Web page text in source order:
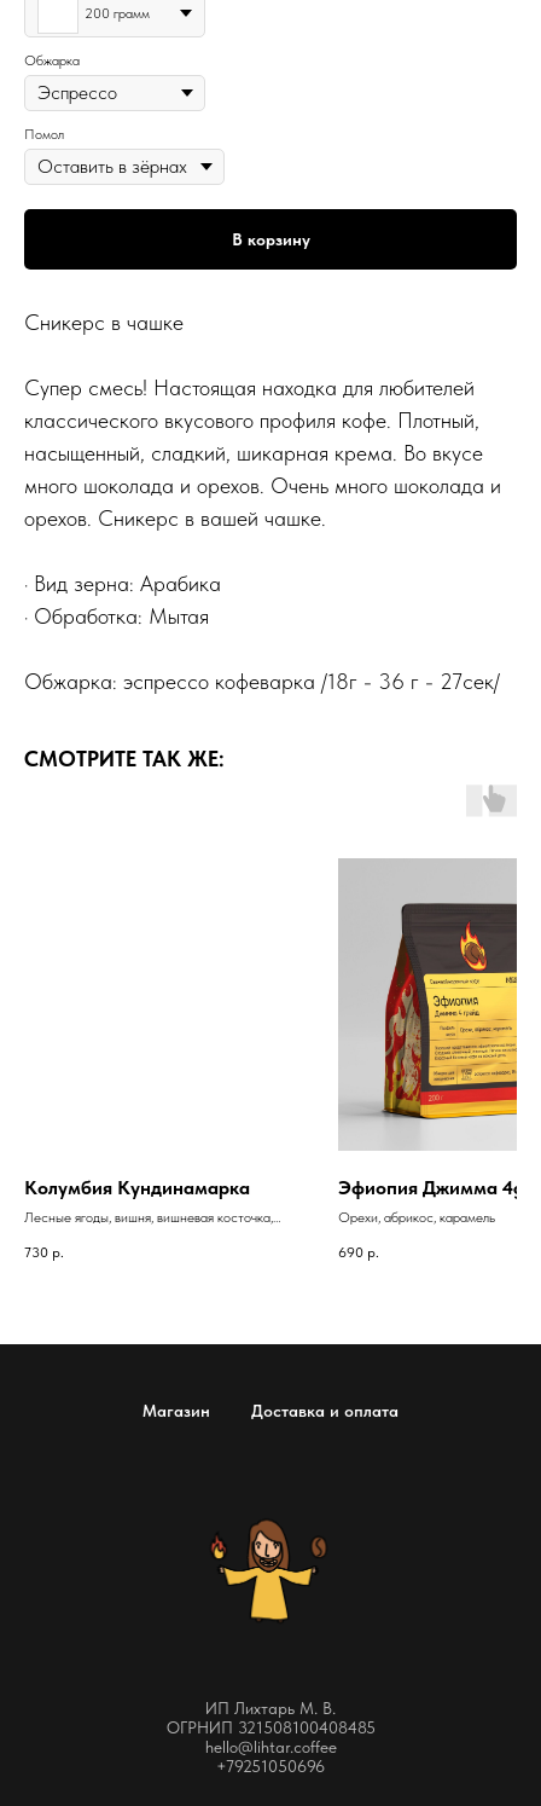
200 грамм
Обжарка
Помол
В корзину
Сникерс в чашке
Супер смесь! Настоящая находка для любителей
классического вкусового профиля кофе. Плотный,
насыщенный, сладкий, шикарная крема. Во вкусе
много шоколада и орехов. Очень много шоколада и
орехов. Сникерс в вашей чашке.
· Вид зерна: Арабика
· Обработка: Мытая
Обжарка: эспрессо кофеварка /18г - 36 г - 27сек/
СМОТРИТЕ ТАК ЖЕ:
Колумбия Кундинамарка
Лесные ягоды, вишня, вишневая косточка,
730 р.
Эфиопия Джимма 4gr.
Орехи, абрикос, карамель
690 р.
Магазин Доставка и оплата
ИП Лихтарь М. В.
ОГРНИП 321508100408485
hello@lihtar.coffee
+79251050696